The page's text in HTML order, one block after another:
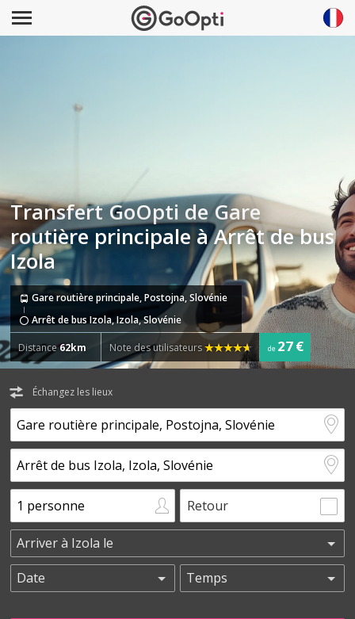
Transfert GoOpti de Gare
routière principale à Arrêt de bus
Izola
Gare routière principale, Postojna, Slovénie
Arrêt de bus Izola, Izola, Slovénie
Distance62km Note des utilisateurs de 27 €
Échangez les lieux
Retour